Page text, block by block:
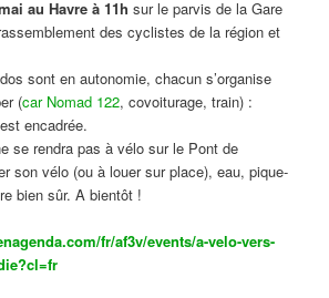
au Havre à 11h sur le parvis de la Gare
des cyclistes de la région et
sont en autonomie, chacun s’organise
(car Nomad 122, covoiturage, train) :
encadrée.
se rendra pas à vélo sur le Pont de
son vélo (ou à louer sur place), eau, pique-
bien sûr. A bientôt !
fr/af3v/events/a-velo-vers-